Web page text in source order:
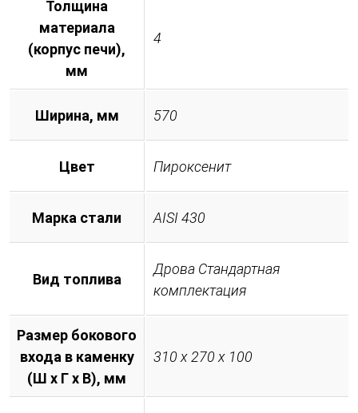
Толщина
материала
(корпус печи),
мм
4
Ширина, мм 570
Цвет Пироксенит
Марка стали AISI 430
Вид топлива
Дрова Стандартная
комплектация
Размер бокового
входа в каменку
(Ш х Г х В), мм
310 х 270 х 100